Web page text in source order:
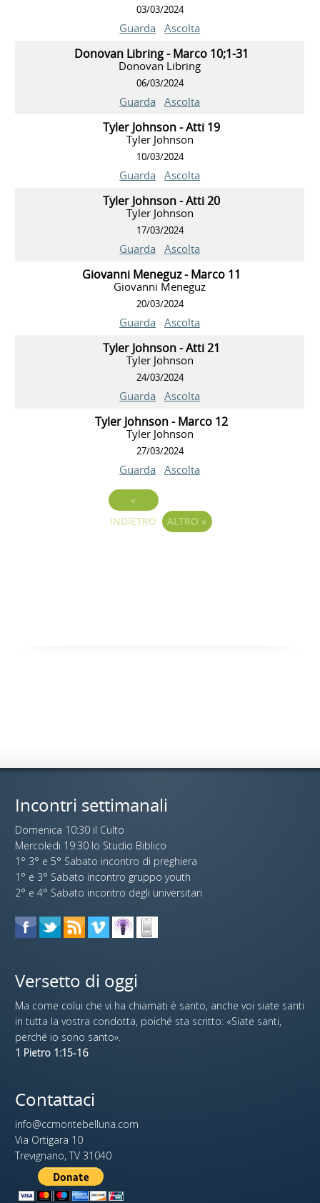
03/03/2024
Guarda Ascolta
Donovan Libring - Marco 10;1-31
Donovan Libring
06/03/2024
Guarda Ascolta
Tyler Johnson - Atti 19
Tyler Johnson
10/03/2024
Guarda Ascolta
Tyler Johnson - Atti 20
Tyler Johnson
17/03/2024
Guarda Ascolta
Giovanni Meneguz - Marco 11
Giovanni Meneguz
20/03/2024
Guarda Ascolta
Tyler Johnson - Atti 21
Tyler Johnson
24/03/2024
Guarda Ascolta
Tyler Johnson - Marco 12
Tyler Johnson
27/03/2024
Guarda Ascolta
«
INDIETRO
ALTRO »
Incontri settimanali
Domenica 10:30 il Culto
Mercoledi 19:30 lo Studio Biblico
1° 3° e 5° Sabato incontro di preghiera
1° e 3° Sabato incontro gruppo youth
2° e 4° Sabato incontro degli universitari
Versetto di oggi
Ma come colui che vi ha chiamati è santo, anche voi siate santi
in tutta la vostra condotta, poiché sta scritto: «Siate santi,
perché io sono santo».
1 Pietro 1:15-16
Contattaci
info@ccmontebelluna.com
Via Ortigara 10
Trevignano, TV 31040